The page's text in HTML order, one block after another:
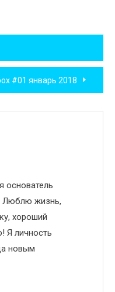
#01 январь 2018
основатель
Люблю жизнь,
хороший
Я личность
новым